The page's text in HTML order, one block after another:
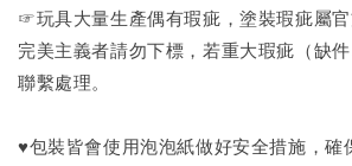
☞玩具大量生產偶有瑕疵，塗裝瑕疵屬官
完美主義者請勿下標，若重大瑕疵（缺
聯繫處理。
♥包裝皆會使用泡泡紙做好安全措施，確